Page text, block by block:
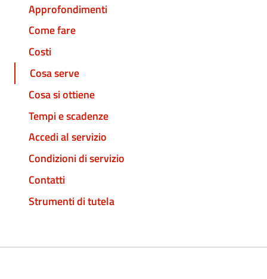
Approfondimenti
Come fare
Costi
Cosa serve
Cosa si ottiene
Tempi e scadenze
Accedi al servizio
Condizioni di servizio
Contatti
Strumenti di tutela